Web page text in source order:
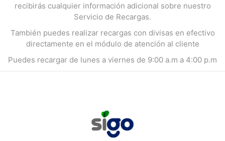
recibirás cualquier información adicional sobre nuestro
Servicio de Recargas.
También puedes realizar recargas con divisas en efectivo
directamente en el módulo de atención al cliente
Puedes recargar de lunes a viernes de 9:00 a.m a 4:00 p.m